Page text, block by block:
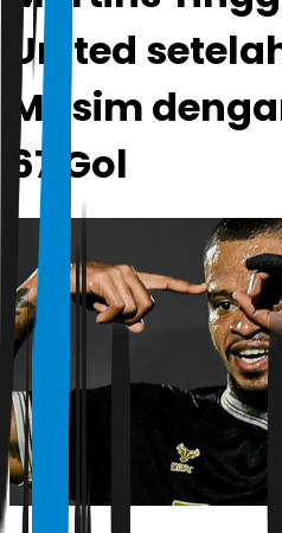
United
Musim
67 Gol